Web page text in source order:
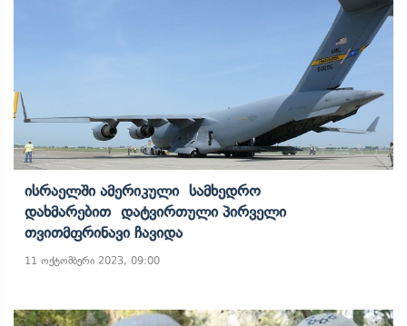
Ისრაელში Ამერიკული Სამხედრო
Დახმარებით Დატვირთული Პირველი
Თვითმფრინავი Ჩავიდა
11 ოქტომბერი 2023, 09:00